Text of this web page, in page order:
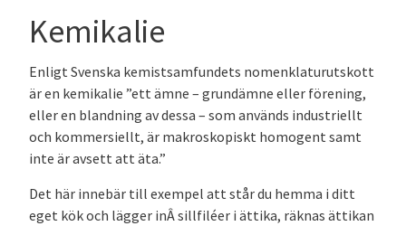
Kemikalie
Enligt Svenska kemistsamfundets nomenklaturutskott
är en kemikalie ”ett ämne – grundämne eller förening,
eller en blandning av dessa – som används industriellt
och kommersiellt, är makroskopiskt homogent samt
inte är avsett att äta.”
Det här innebär till exempel att står du hemma i ditt
eget kök och lägger inÂ sillfiléer i ättika, räknas ättikan